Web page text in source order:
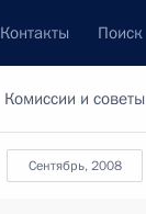
Контакты Поиск
Комиссии и советы
сентябрь, 2008